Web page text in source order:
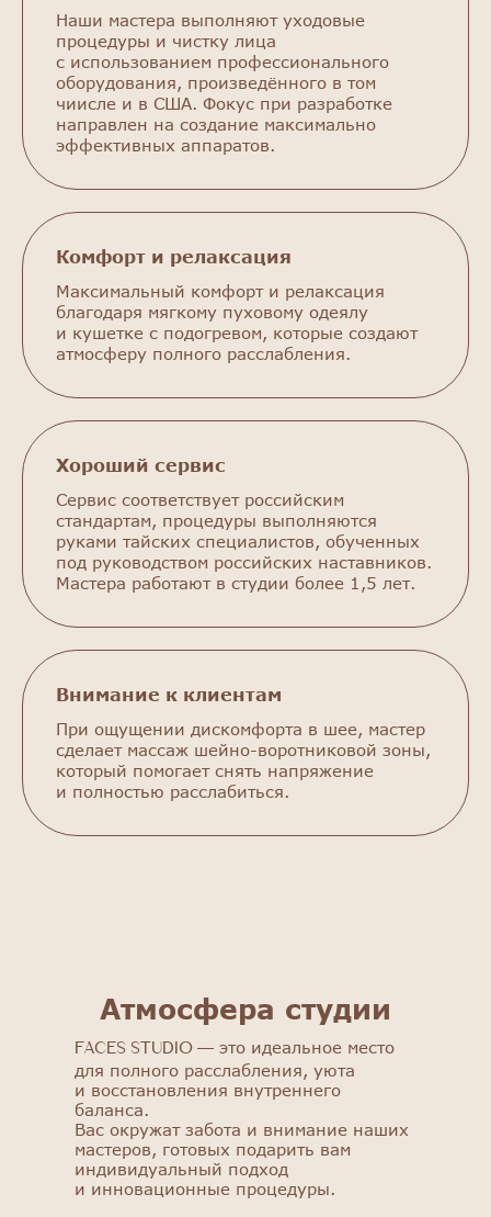
Наши мастера выполняют уходовые
процедуры и чистку лица
с использованием профессионального
оборудования, произведённого в том
чиисле и в США. Фокус при разработке
направлен на создание максимально
эффективных аппаратов.
Комфорт и релаксация
Максимальный комфорт и релаксация
благодаря мягкому пуховому одеялу
и кушетке с подогревом, которые создают
атмосферу полного расслабления.
Хороший сервис
Сервис соответствует российским
стандартам, процедуры выполняются
руками тайских специалистов, обученных
под руководством российских наставников.
Мастера работают в студии более 1,5 лет.
Внимание к клиентам
При ощущении дискомфорта в шее, мастер
сделает массаж шейно-воротниковой зоны,
который помогает снять напряжение
и полностью расслабиться.
Атмосфера студии
FACES STUDIO — это идеальное место
для полного расслабления, уюта
и восстановления внутреннего
баланса.
Вас окружат забота и внимание наших
мастеров, готовых подарить вам
индивидуальный подход
и инновационные процедуры.
Выбрать процедуру
Познакомьтесь с нашим салоном:
процедуру!